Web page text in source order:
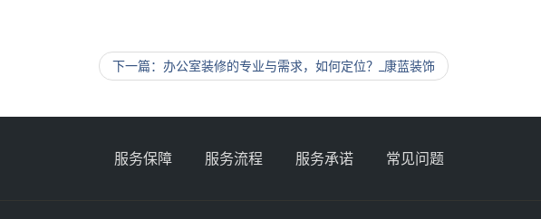
下一篇 办公室装修的专业与需求，如何定位？_康蓝装饰
服务保障 服务流程 服务承诺 常见问题